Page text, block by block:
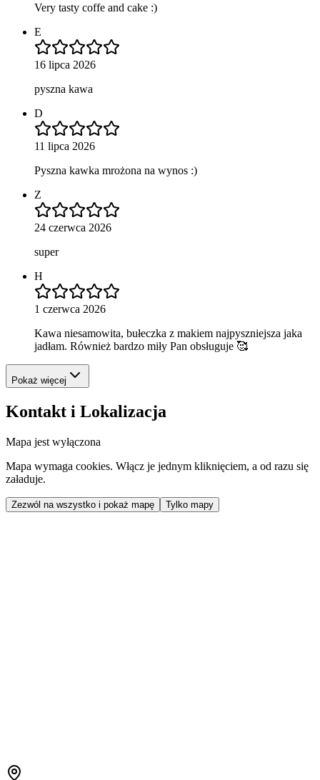
Very tasty coffe and cake :)
E
16 lipca 2026
pyszna kawa
D
11 lipca 2026
Pyszna kawka mrożona na wynos :)
Z
24 czerwca 2026
super
H
1 czerwca 2026
Kawa niesamowita, bułeczka z makiem najpyszniejsza jaka
jadłam. Również bardzo miły Pan obsługuje 🥰
Pokaż więcej
Kontakt i Lokalizacja
Mapa jest wyłączona
Mapa wymaga cookies. Włącz je jednym kliknięciem, a od razu się
załaduje.
Zezwól na wszystko i pokaż mapę Tylko mapy